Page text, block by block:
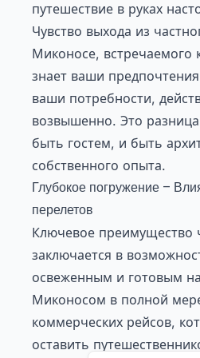
путешествие в руках
Чувство выхода из
Миконосе, встречаемого
знает ваши
ваши потребности,
возвышенно. Это
быть гостем, и быть
собственного опыта.
Глубокое погружение –
перелетов
Ключевое преимущество
заключается в
освеженным и готовым
Миконосом в полной
коммерческих рейсов,
оставить